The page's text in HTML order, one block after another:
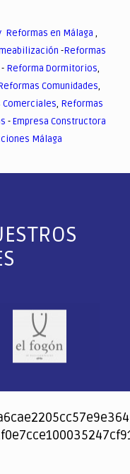
Reformas en Málaga ,
-Reformas
- Reforma Dormitorios,
Comunidades,
Comerciales, Reformas
-Empresa Constructora
Málaga